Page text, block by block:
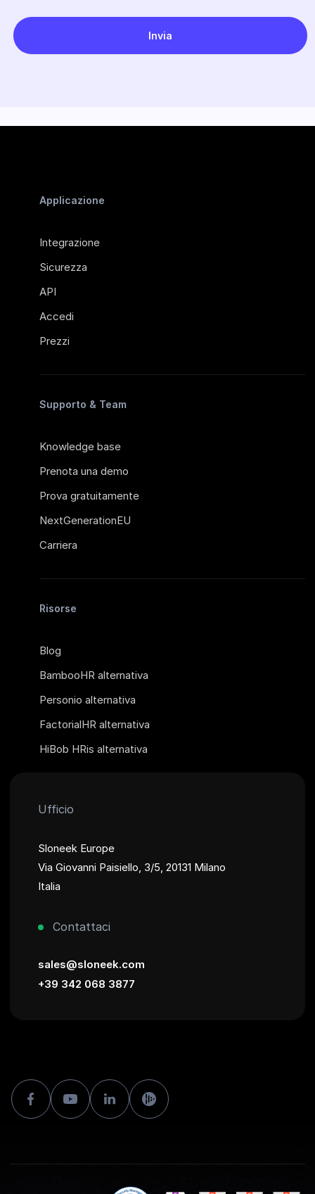
Applicazione
Integrazione
Sicurezza
API
Accedi
Prezzi
Supporto & Team
Knowledge base
Prenota una demo
Prova gratuitamente
NextGenerationEU
Carriera
Risorse
Blog
BambooHR alternativa
Personio alternativa
FactorialHR alternativa
HiBob HRis alternativa
Ufficio
Sloneek Europe
Via Giovanni Paisiello, 3/5, 20131 Milano
Italia
Contattaci
sales@sloneek.com
+39 342 068 3877